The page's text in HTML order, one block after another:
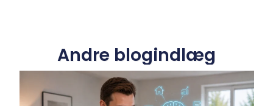
Andre blogindlæg